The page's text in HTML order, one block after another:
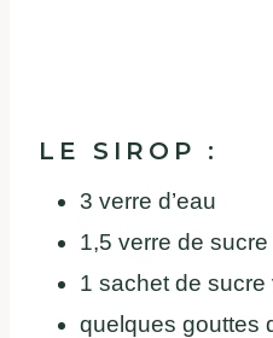
LE SIROP :
3 verre d’eau
1,5 verre de sucre
1 sachet de sucre
quelques gouttes